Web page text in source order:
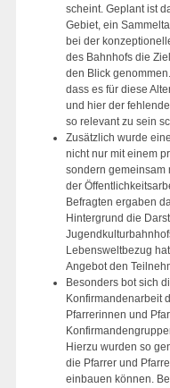
scheint. Geplant ist
Gebiet, ein
bei der
des Bahnhofs die
den Blick
dass es für diese
und hier der
so relevant zu sein
Zusätzlich wurde
nicht nur mit einem
sondern gemeinsam
der
Befragten ergaben
Hintergrund die
Lebensweltbezug
Angebot den
Besonders bot sich
Konfirmandenarbeit
Pfarrerinnen und
Hierzu wurden so
die Pfarrer und
einbauen können.